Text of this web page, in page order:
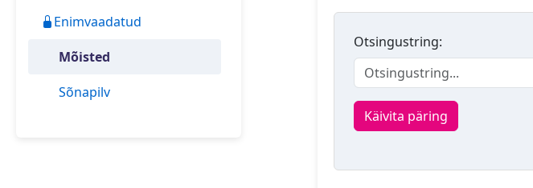
Enimvaadatud
Mõisted
Sõnapilv
Otsingustring:
Käivita päring